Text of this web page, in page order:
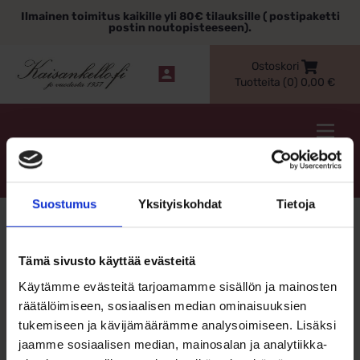
Suostumus Yksityiskohdat Tietoja
Tämä sivusto käyttää evästeitä
Käytämme evästeitä tarjoamamme sisällön ja mainosten
räätälöimiseen, sosiaalisen median ominaisuuksien
tukemiseen ja kävijämäärämme analysoimiseen. Lisäksi
jaamme sosiaalisen median, mainosalan ja analytiikka-
sisältöönIlmainen toimitus kaikille yli 80€ tilauksille ( postipaketti
postin noutopisteeseen).
Ostoskori
Tuotteita (0) 0,00 €
Kaisankello.fi
Hae
Naisten korut